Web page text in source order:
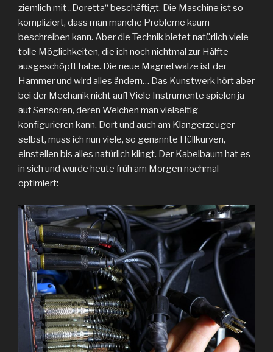
ziemlich mit „Doretta“ beschäftigt. Die Maschine ist so
kompliziert, dass man manche Probleme kaum
beschreiben kann. Aber die Technik bietet natürlich viele
tolle Möglichkeiten, die ich noch nichtmal zur Hälfte
ausgeschöpft habe. Die neue Magnetwalze ist der
Hammer und wird alles ändern… Das Kunstwerk hört aber
bei der Mechanik nicht auf! Viele Instrumente spielen ja
auf Sensoren, deren Weichen man vielseitig
konfigurieren kann. Dort und auch am Klangerzeuger
selbst, muss ich nun viele, so genannte Hüllkurven,
einstellen bis alles natürlich klingt. Der Kabelbaum hat es
in sich und wurde heute früh am Morgen nochmal
optimiert: